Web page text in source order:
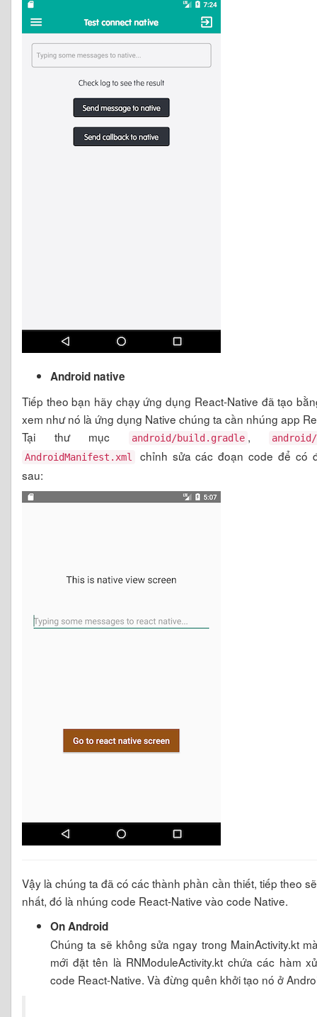
Android native
Tiếp theo bạn hãy chạy ứng dụng React-Native đã tạo
xem như nó là ứng dụng Native chúng ta cần nhúng app
Tại thư mục
android/build.gradle ,
AndroidManifest.xml
chỉnh sửa các đoạn code để có
sau:
Vậy là chúng ta đã có các thành phần cần thiết, tiếp theo
nhất, đó là nhúng code React-Native vào code Native.
On Android
Chúng ta sẽ không sửa ngay trong MainActivity.kt
mới đặt tên là RNModuleActivity.kt chứa các hàm
code React-Native. Và đừng quên khởi tạo nó ở